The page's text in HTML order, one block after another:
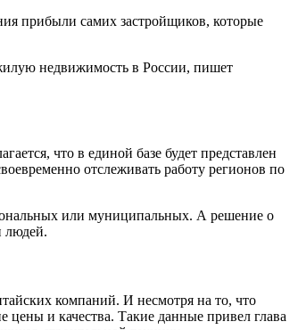
прибыли самих застройщиков, которые
недвижимость в России, пишет
что в единой базе будет представлен
отслеживать работу регионов по
или муниципальных. А решение о
людей.
компаний. И несмотря на то, что
и качества. Такие данные привел глава